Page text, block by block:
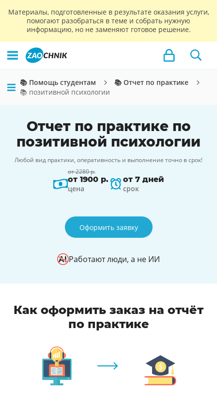
Материалы, подготовленные в результате оказания услуги,
помогают разобраться в теме и собрать нужную
информацию, но не заменяют готовое решение.
📚 Помощь студентам
📚 Отчет по практике
📚 позитивной психологии
Отчет по практике по
позитивной психологии
Любой вид практики, оперативность и выполнение точно в срок!
от 2280 р.
от 1900 р.
цена
от 7 дней
срок
Оформить заявку
Работают люди, а не ИИ
Как оформить заказ на отчёт
по практике